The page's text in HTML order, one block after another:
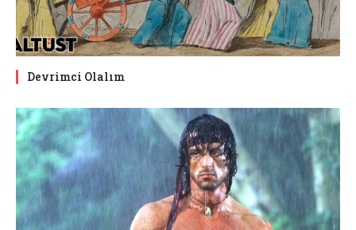
Devrimci Olalım